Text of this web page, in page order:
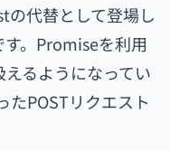
の代替として登場し
。Promiseを利用
るようになってい
たPOSTリクエスト